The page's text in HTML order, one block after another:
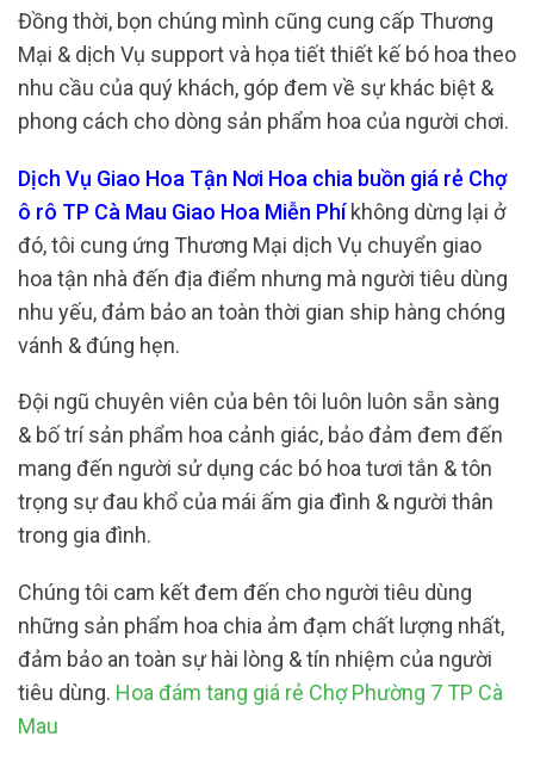
Đồng thời, bọn chúng mình cũng cung cấp Thương
Mại & dịch Vụ support và họa tiết thiết kế bó hoa theo
nhu cầu của quý khách, góp đem về sự khác biệt &
phong cách cho dòng sản phẩm hoa của người chơi.
Dịch Vụ Giao Hoa Tận Nơi Hoa chia buồn giá rẻ Chợ
ô rô TP Cà Mau Giao Hoa Miễn Phíkhông dừng lại ở
đó, tôi cung ứng Thương Mại dịch Vụ chuyển giao
hoa tận nhà đến địa điểm nhưng mà người tiêu dùng
nhu yếu, đảm bảo an toàn thời gian ship hàng chóng
vánh & đúng hẹn.
Đội ngũ chuyên viên của bên tôi luôn luôn sẵn sàng
& bố trí sản phẩm hoa cảnh giác, bảo đảm đem đến
mang đến người sử dụng các bó hoa tươi tắn & tôn
trọng sự đau khổ của mái ấm gia đình & người thân
trong gia đình.
Chúng tôi cam kết đem đến cho người tiêu dùng
những sản phẩm hoa chia ảm đạm chất lượng nhất,
đảm bảo an toàn sự hài lòng & tín nhiệm của người
tiêu dùng. Hoa đám tang giá rẻ Chợ Phường 7 TP Cà
Mau